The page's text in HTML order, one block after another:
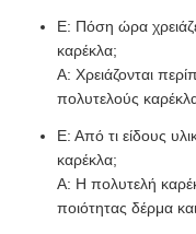
Ε: Πόση ώρα
καρέκλα;
Α: Χρειάζονται
πολυτελούς
Ε: Από τι είδους
καρέκλα;
Α: Η πολυτελή
ποιότητας δέρμα